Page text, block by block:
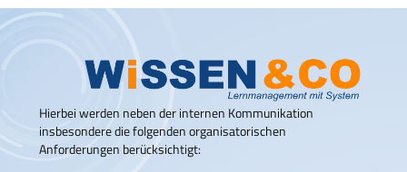
Hierbei werden neben der internen Kommunikation
insbesondere die folgenden organisatorischen
Anforderungen berücksichtigt: